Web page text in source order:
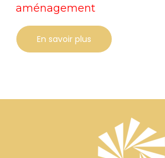
aménagement
En savoir plus